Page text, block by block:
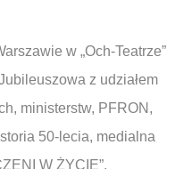
w „Och-Teatrze”
z udziałem
ministerstw, PFRON,
50-lecia, medialna
W ŻYCIE”,